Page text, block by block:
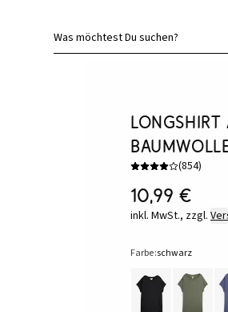
Was möchtest Du suchen?
Longshirt
(854)
10,99 €
inkl. MwSt., zzgl.
Farbe:schwarz